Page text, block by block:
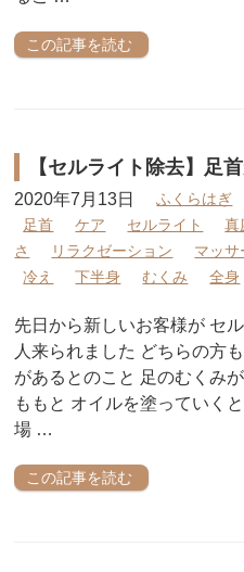
この記事を読む
【セルライト除去】足
2020年7月13日 ふくらはぎ
足首
ケア セルライト 真
さ
リラクゼーション マッサ
冷え
下半身 むくみ 全身
先日から新しいお客様が セ
人来られました どちらの方
があるとのこと 足のむくみ
ももと オイルを塗っていく
場 …
この記事を読む